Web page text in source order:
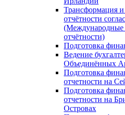
Трансформация
отчётности
(Международные
отчётности)
Подготовка
Ведение
Объединённых
Подготовка
отчетности на
Подготовка
отчетности на
Островах